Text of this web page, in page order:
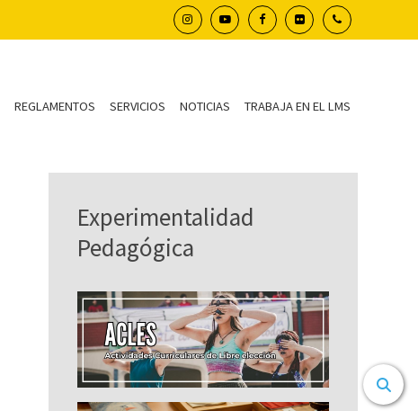
REGLAMENTOS SERVICIOS NOTICIAS TRABAJA EN EL LMS
Experimentalidad
Pedagógica